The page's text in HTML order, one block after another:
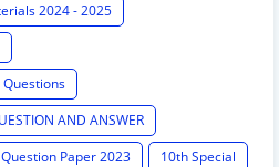
2024 - 2025
AND ANSWER
Paper 2023
10th Special